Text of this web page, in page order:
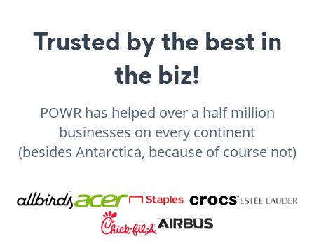
Trusted by the best in
the biz!
POWR has helped over a half million
businesses on every continent
(besides Antarctica, because of course not)